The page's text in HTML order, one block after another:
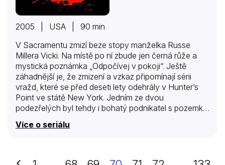
2005 | USA | 90 min
V Sacramentu zmizí beze stopy manželka Russe
Millera Vicki. Na místě po ní zbude jen černá růže a
mystická poznámka „Odpočívej v pokoji“. Ještě
záhadnější je, že zmizení a vzkaz připomínají sérii
vražd, které se před deseti lety odehrály v Hunter’s
Point ve státě New York. Jedním ze dvou
podezřelých byl tehdy i bohatý podnikatel s pozemky
Peter Lake. Obžaloby byl ale zproštěn a vraha byl
označen sexuální deviant Henry Waters. Peter Lake
Martin Darius se po letech objevil v Sacramentu a stal
Více o seriálu